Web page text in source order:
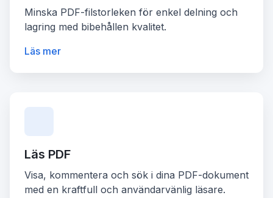
Minska PDF-filstorleken för enkel delning och
lagring med bibehållen kvalitet.
Läs mer
Läs PDF
Visa, kommentera och sök i dina PDF-dokument
med en kraftfull och användarvänlig läsare.